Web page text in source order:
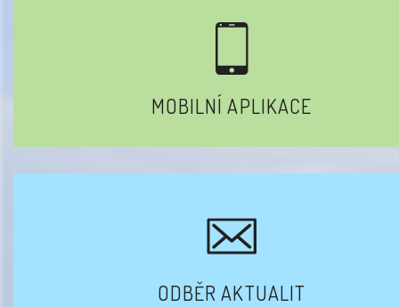
MOBILNÍ APLIKACE
ODBĚR AKTUALIT